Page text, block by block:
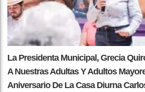
La Presidenta Municipal, Grecia
A Nuestras Adultas Y Adultos
Aniversario De La Casa Diurna